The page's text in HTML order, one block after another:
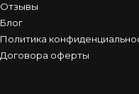
Отзывы
Блог
Политика
Договора оферты